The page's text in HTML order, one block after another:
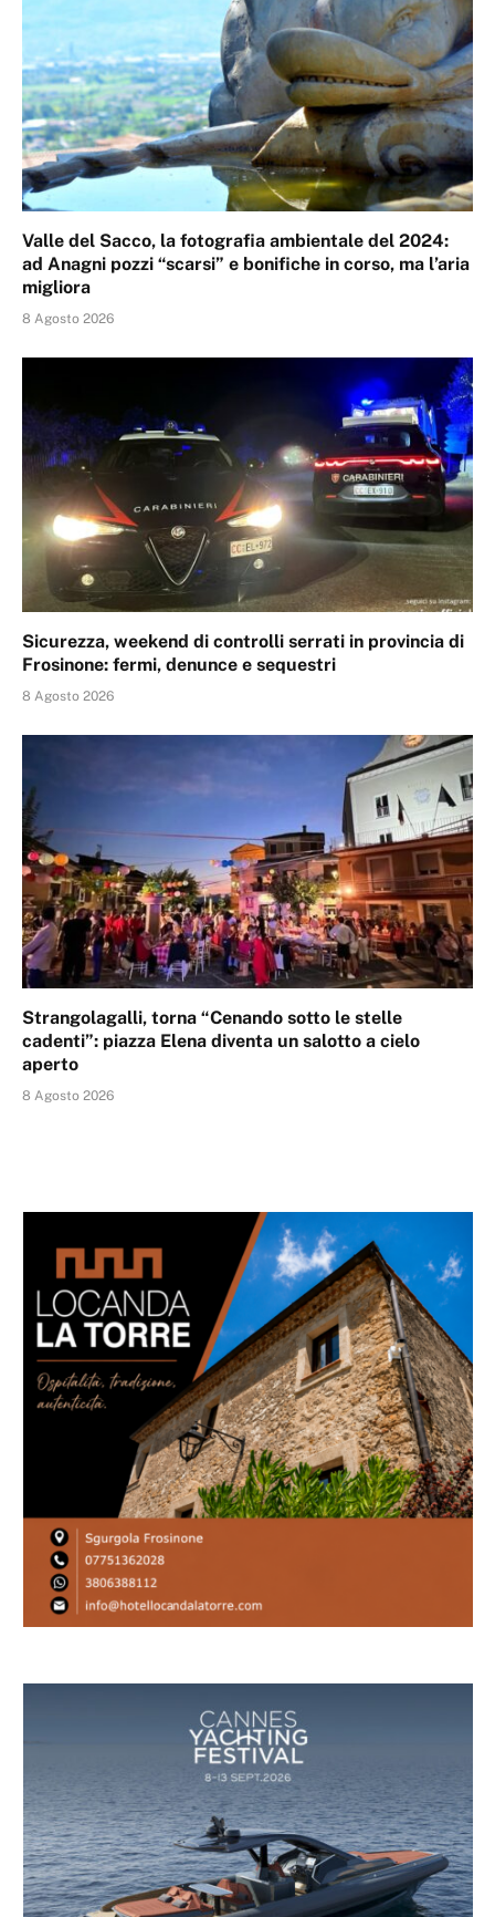
Valle del Sacco, la fotografia ambientale del 2024:
ad Anagni pozzi “scarsi” e bonifiche in corso, ma l’aria
migliora
8 Agosto 2026
Sicurezza, weekend di controlli serrati in provincia di
Frosinone: fermi, denunce e sequestri
8 Agosto 2026
Strangolagalli, torna “Cenando sotto le stelle
cadenti”: piazza Elena diventa un salotto a cielo
aperto
8 Agosto 2026